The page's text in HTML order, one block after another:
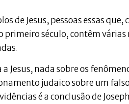
de Jesus, pessoas essas que,
século, contêm várias
Jesus, nada sobre os
judaico sobre um
é a conclusão de